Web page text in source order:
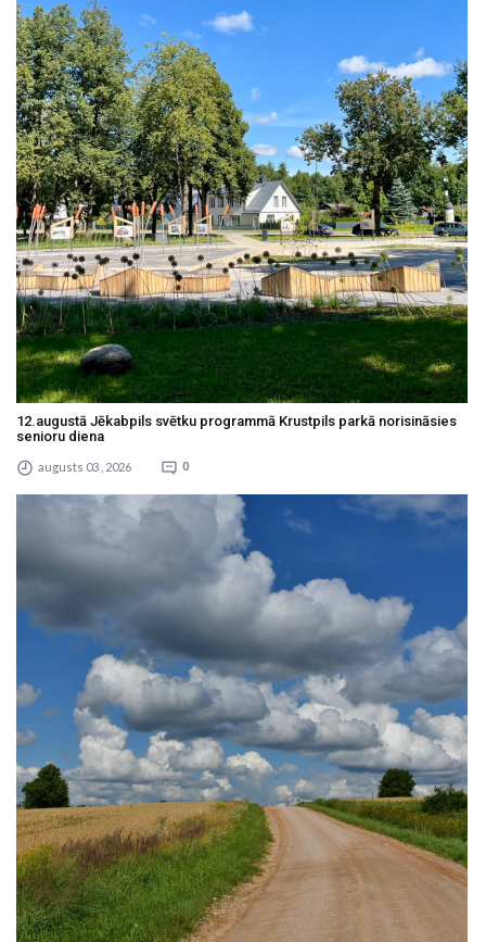
12.augustā Jēkabpils svētku programmā Krustpils parkā norisināsies
senioru diena
augusts 03 , 2026 0